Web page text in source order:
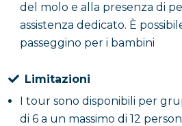
del molo e alla presenza di
assistenza dedicato. È
passeggino per i bambini
Limitazioni
I tour sono disponibili per
di 6 a un massimo di 12